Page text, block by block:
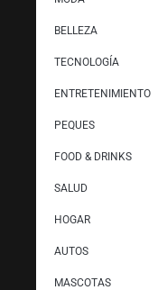
BELLEZA
TECNOLOGÍA
ENTRETENIMIENTO
PEQUES
FOOD & DRINKS
SALUD
HOGAR
AUTOS
MASCOTAS